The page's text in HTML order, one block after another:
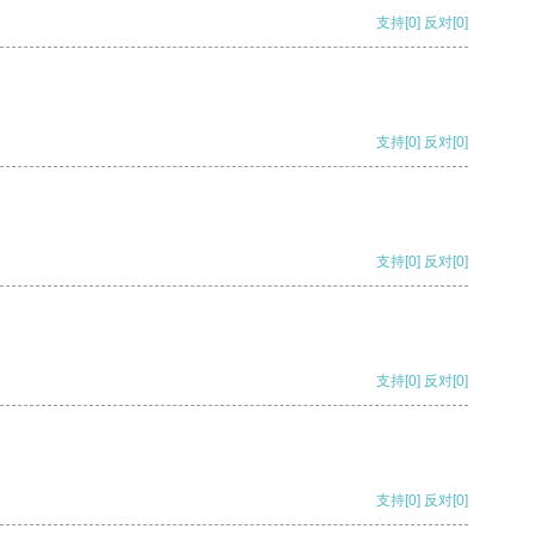
支持[0] 反对[0]
支持[0] 反对[0]
支持[0] 反对[0]
支持[0] 反对[0]
支持[0] 反对[0]